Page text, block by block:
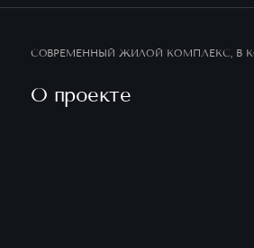
СОВРЕМЕННЫЙ ЖИЛОЙ КОМПЛЕКС, В
О проекте